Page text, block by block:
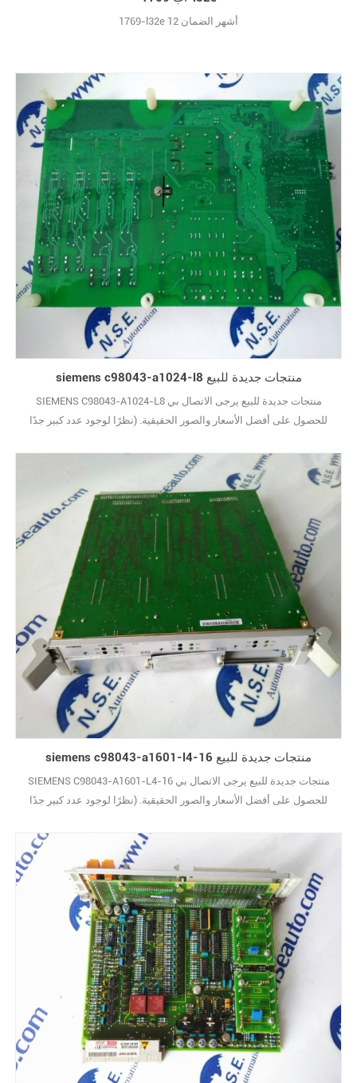
1769-l32e 12 أشهر الضمان
siemens c98043-a1024-l8 منتجات جديدة للبيع
SIEMENS C98043-A1024-L8 منتجات جديدة للبيع يرجى الاتصال بي
للحصول على أفضل الأسعار والصور الحقيقية. (نظرًا لوجود عدد كبير جدًا
الحزمة الأصلية يغطيها ضمان سنة واحدة10
siemens c98043-a1601-l4-16 منتجات جديدة للبيع
SIEMENS C98043-A1601-L4-16 منتجات جديدة للبيع يرجى الاتصال بي
للحصول على أفضل الأسعار والصور الحقيقية. (نظرًا لوجود عدد كبير جدًا
الحزمة الأصلية يغطيها ضمان سنة واحدة10